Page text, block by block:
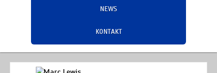
NEWS
KONTAKT